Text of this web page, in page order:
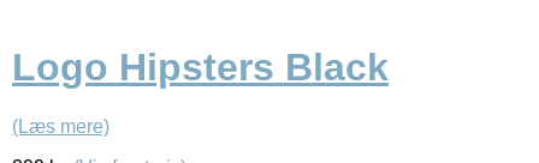
Logo Hipsters Black
(Læs mere)